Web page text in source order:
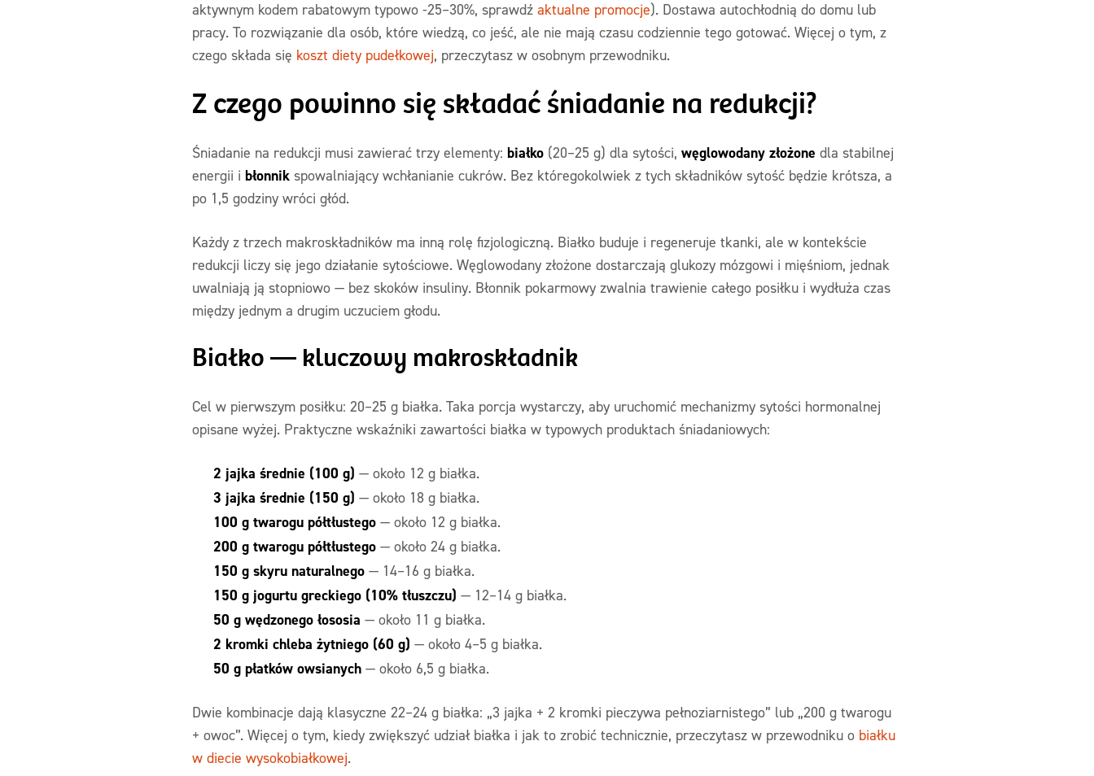
aktywnym kodem rabatowym typowo -25–30%, sprawdź aktualne promocje). Dostawa autochłodnią do domu lub
pracy. To rozwiązanie dla osób, które wiedzą, co jeść, ale nie mają czasu codziennie tego gotować. Więcej o tym, z
czego składa się koszt diety pudełkowej, przeczytasz w osobnym przewodniku.
Z czego powinno się składać śniadanie na redukcji?
Śniadanie na redukcji musi zawierać trzy elementy: białko (20–25 g) dla sytości, węglowodany złożone dla stabilnej
energii i błonnik spowalniający wchłanianie cukrów. Bez któregokolwiek z tych składników sytość będzie krótsza, a
po 1,5 godziny wróci głód.
Każdy z trzech makroskładników ma inną rolę fizjologiczną. Białko buduje i regeneruje tkanki, ale w kontekście
redukcji liczy się jego działanie sytościowe. Węglowodany złożone dostarczają glukozy mózgowi i mięśniom, jednak
uwalniają ją stopniowo — bez skoków insuliny. Błonnik pokarmowy zwalnia trawienie całego posiłku i wydłuża czas
między jednym a drugim uczuciem głodu.
Białko — kluczowy makroskładnik
Cel w pierwszym posiłku: 20–25 g białka. Taka porcja wystarczy, aby uruchomić mechanizmy sytości hormonalnej
opisane wyżej. Praktyczne wskaźniki zawartości białka w typowych produktach śniadaniowych:
2 jajka średnie (100 g) — około 12 g białka.
3 jajka średnie (150 g) — około 18 g białka.
100 g twarogu półtłustego — około 12 g białka.
200 g twarogu półtłustego — około 24 g białka.
150 g skyru naturalnego — 14–16 g białka.
150 g jogurtu greckiego (10% tłuszczu) — 12–14 g białka.
50 g wędzonego łososia — około 11 g białka.
2 kromki chleba żytniego (60 g) — około 4–5 g białka.
50 g płatków owsianych — około 6,5 g białka.
Dwie kombinacje dają klasyczne 22–24 g białka: „3 jajka + 2 kromki pieczywa pełnoziarnistego” lub „200 g twarogu
+ owoc”. Więcej o tym, kiedy zwiększyć udział białka i jak to zrobić technicznie, przeczytasz w przewodniku o białku
w diecie wysokobiałkowej.